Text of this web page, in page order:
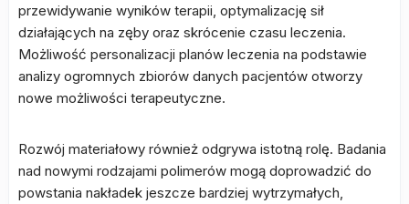
przewidywanie wyników terapii, optymalizację sił
działających na zęby oraz skrócenie czasu leczenia.
Możliwość personalizacji planów leczenia na podstawie
analizy ogromnych zbiorów danych pacjentów otworzy
nowe możliwości terapeutyczne.
Rozwój materiałowy również odgrywa istotną rolę. Badania
nad nowymi rodzajami polimerów mogą doprowadzić do
powstania nakładek jeszcze bardziej wytrzymałych,